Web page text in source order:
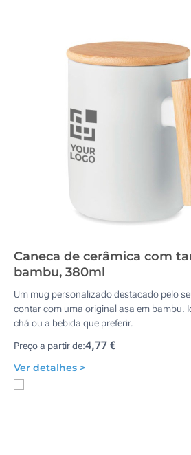
Caneca de cerâmica com
bambu, 380ml
Um mug personalizado destacado pelo
contar com uma original asa em bambu.
chá ou a bebida que preferir.
Preço a partir de:4,77 €
Ver detalhes >